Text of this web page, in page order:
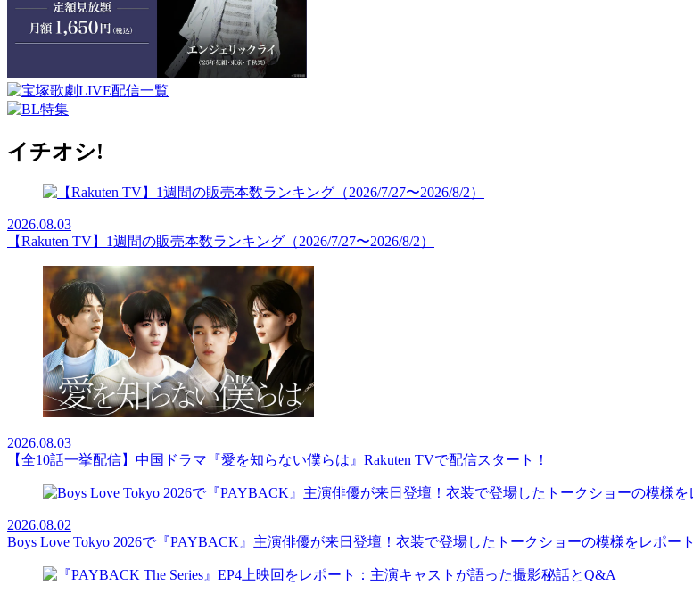
イチオシ!
2026.08.03
【Rakuten TV】1週間の販売本数ランキング（2026/7/27〜2026/8/2）
2026.08.03
【全10話一挙配信】中国ドラマ『愛を知らない僕らは』Rakuten TVで配信スタート！
2026.08.02
Boys Love Tokyo 2026で『PAYBACK』主演俳優が来日登壇！衣装で登場したトークショーの模様をレポート